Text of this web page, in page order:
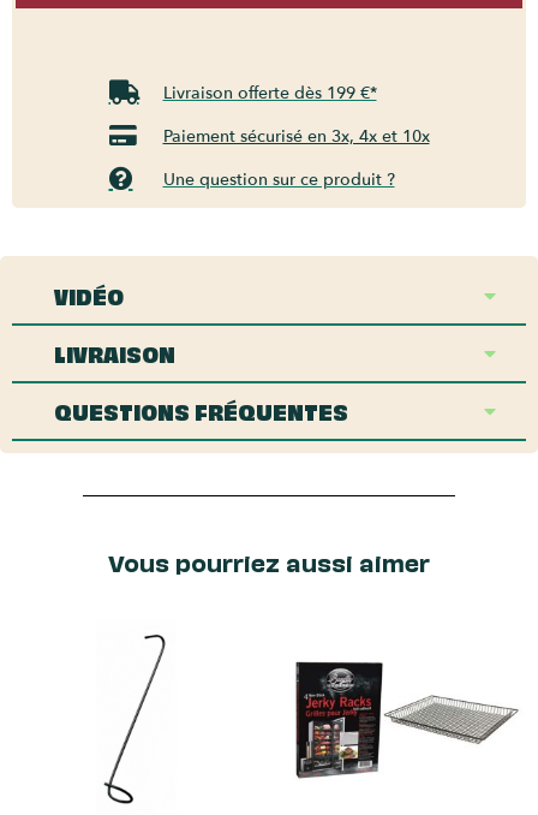
Livraison offerte dès 199 €*
Paiement sécurisé en 3x, 4x et 10x
Une question sur ce produit ?
VIDÉO
LIVRAISON
QUESTIONS FRÉQUENTES
Vous pourriez aussi aimer